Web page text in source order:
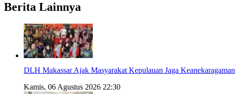
Berita Lainnya
DLH Makassar Ajak Masyarakat Kepulauan Jaga
Kamis, 06 Agustus 2026 22:30